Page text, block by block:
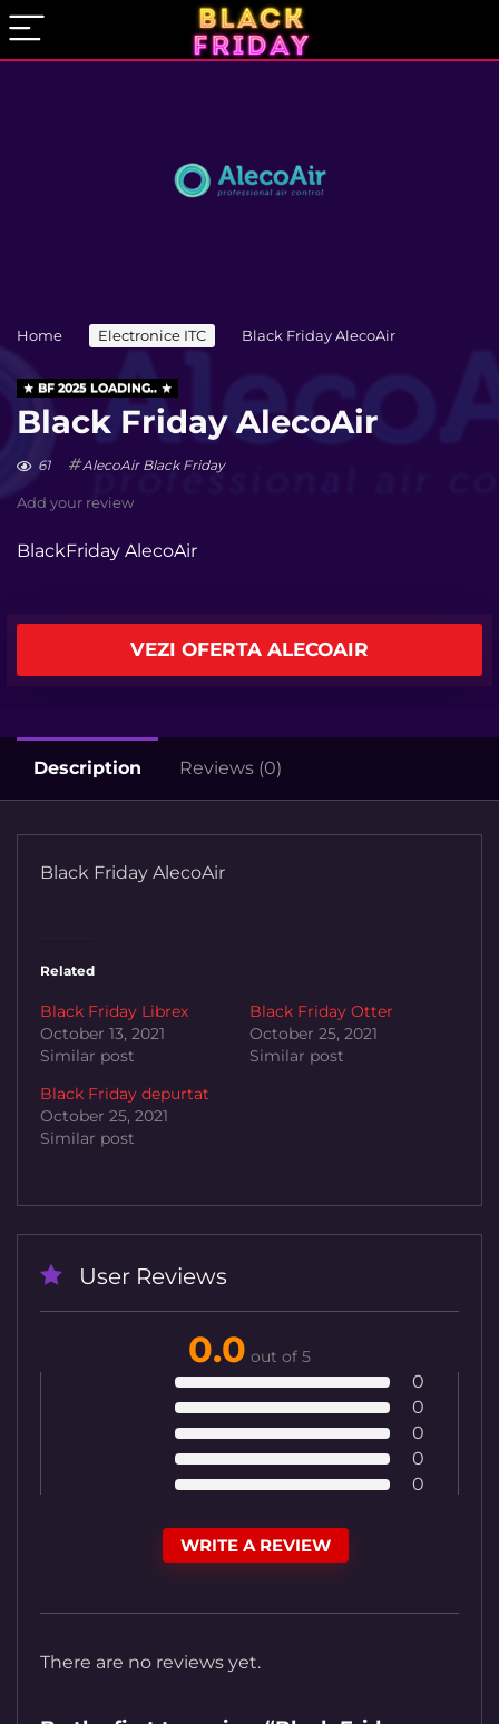
Home Electronice ITC Black Friday AlecoAir
BF 2025 LOADING..
Black Friday AlecoAir
61 AlecoAir Black Friday
Add your review
BlackFriday AlecoAir
VEZI OFERTA ALECOAIR
Description Reviews (0)
Black Friday AlecoAir
Related
Black Friday Librex
October 13, 2021
Similar post
Black Friday Otter
October 25, 2021
Similar post
Black Friday depurtat
October 25, 2021
Similar post
User Reviews
0.0 out of 5
0
0
0
0
0
WRITE A REVIEW
There are no reviews yet.